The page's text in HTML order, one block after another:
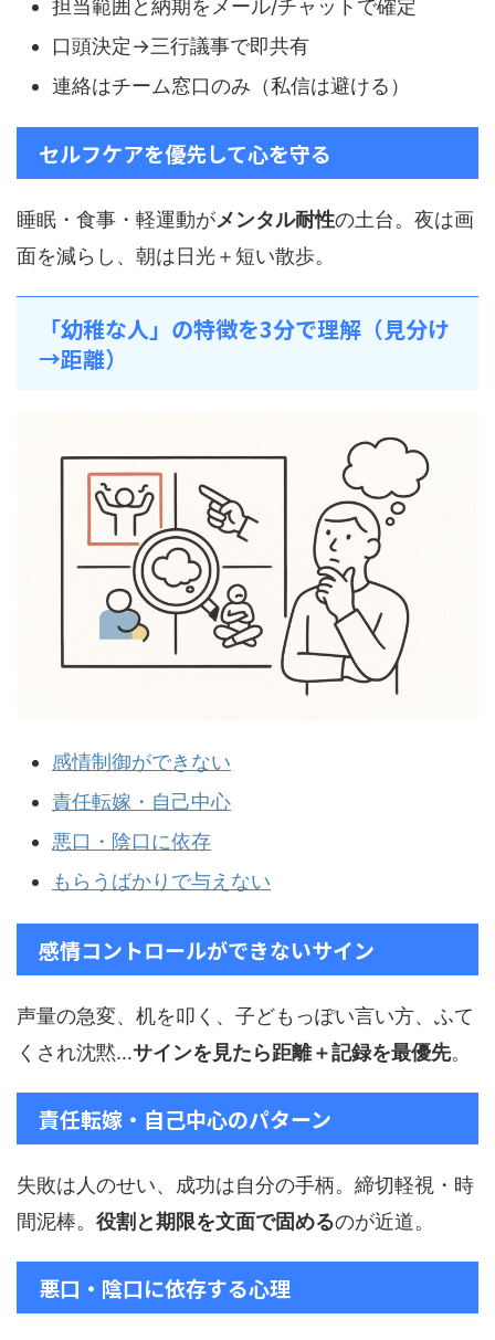
担当範囲と納期をメール/チャットで確定
口頭決定→三行議事で即共有
連絡はチーム窓口のみ（私信は避ける）
セルフケアを優先して心を守る
睡眠・食事・軽運動がメンタル耐性の土台。夜は画
面を減らし、朝は日光＋短い散歩。
「幼稚な人」の特徴を3分で理解（見分け
→距離）
感情制御ができない
責任転嫁・自己中心
悪口・陰口に依存
もらうばかりで与えない
感情コントロールができないサイン
声量の急変、机を叩く、子どもっぽい言い方、ふて
くされ沈黙…サインを見たら距離＋記録を最優先。
責任転嫁・自己中心のパターン
失敗は人のせい、成功は自分の手柄。締切軽視・時
間泥棒。 役割と期限を文面で固めるのが近道。
悪口・陰口に依存する心理